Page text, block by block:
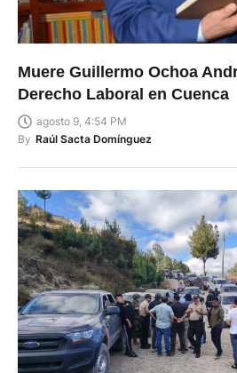
Muere Guillermo Ochoa
Derecho Laboral en Cuenca
agosto 9, 4:54 PM
By Raúl Sacta Domínguez